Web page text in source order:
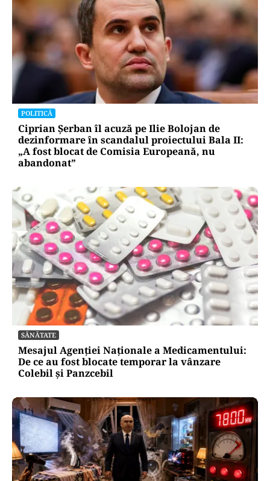
POLITICĂ
Ciprian Șerban îl acuză pe Ilie Bolojan de
dezinformare în scandalul proiectului Bala II:
„A fost blocat de Comisia Europeană, nu
abandonat”
SĂNĂTATE
Mesajul Agenției Naționale a Medicamentului:
De ce au fost blocate temporar la vânzare
Colebil și Panzcebil